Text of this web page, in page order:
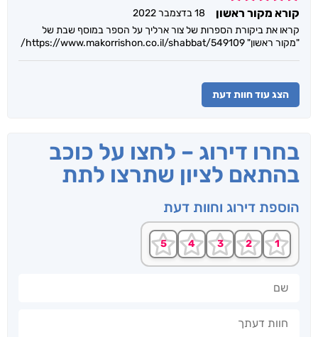
קורא מקור ראשון
18 בדצמבר 2022
קראו את ביקורת הספרות של צור ארליך על הספר במוסף שבת של
"מקור ראשון" https://www.makorrishon.co.il/shabbat/549109/
הצג עוד חוות דעת
בחרו דירוג – לחצו על כוכב
בהתאם לציון שתרצו לתת
הוספת דירוג וחוות דעת